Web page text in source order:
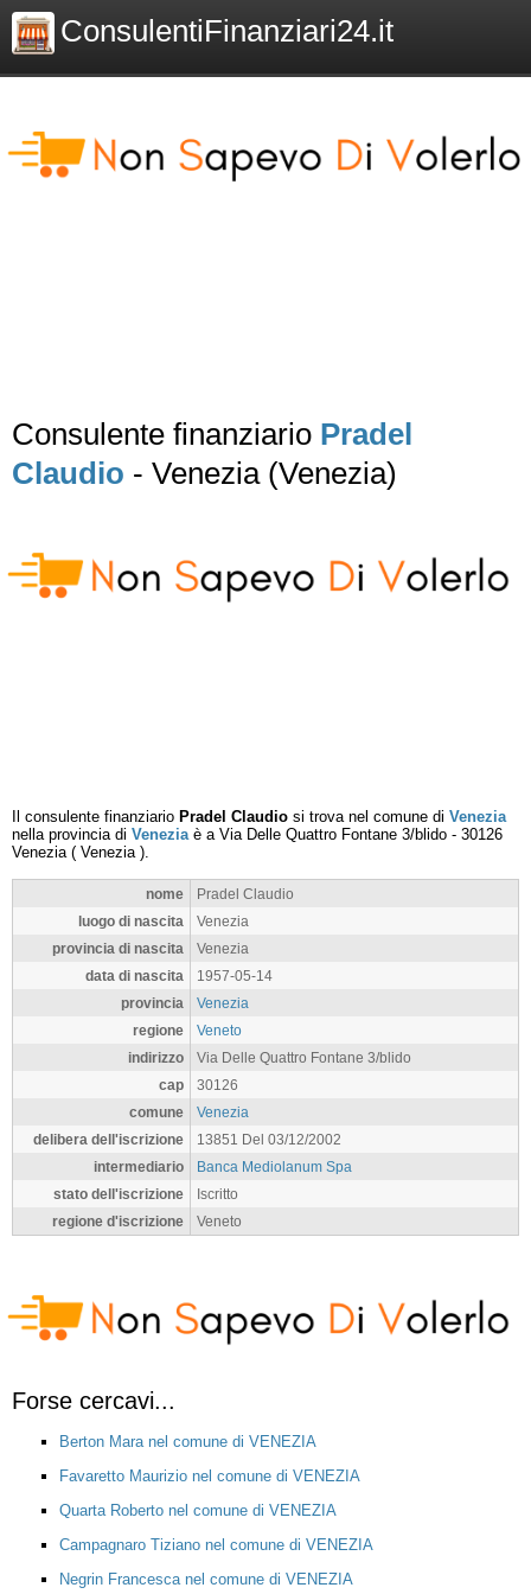
ConsulentiFinanziari24.it
Consulente finanziario Pradel
Claudio - Venezia (Venezia)
Il consulente finanziario Pradel Claudio si trova nel comune di Venezia
nella provincia di Veneziaè a Via Delle Quattro Fontane 3/blido - 30126
Venezia( Venezia).
nome
Pradel Claudio
luogo di nascita
Venezia
provincia di nascita
Venezia
data di nascita
1957-05-14
provincia
Venezia
regione
Veneto
indirizzo
Via Delle Quattro Fontane 3/blido
cap
30126
comune
Venezia
delibera dell'iscrizione
13851 Del 03/12/2002
intermediario
Banca Mediolanum Spa
stato dell'iscrizione
Iscritto
regione d'iscrizione
Veneto
Forse cercavi...
Berton Mara nel comune di VENEZIA
Favaretto Maurizio nel comune di VENEZIA
Quarta Roberto nel comune di VENEZIA
Campagnaro Tiziano nel comune di VENEZIA
Negrin Francesca nel comune di VENEZIA